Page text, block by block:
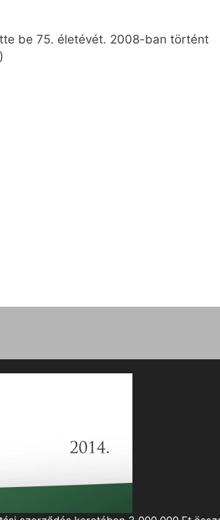
be 75. életévét. 2008-ban történt